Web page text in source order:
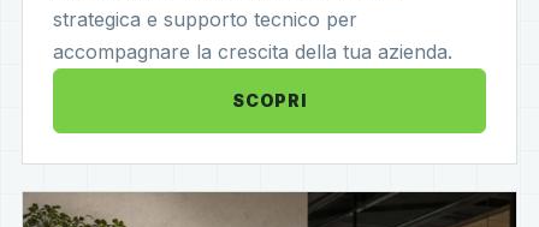
strategica e supporto tecnico per
accompagnare la crescita della tua azienda.
SCOPRI